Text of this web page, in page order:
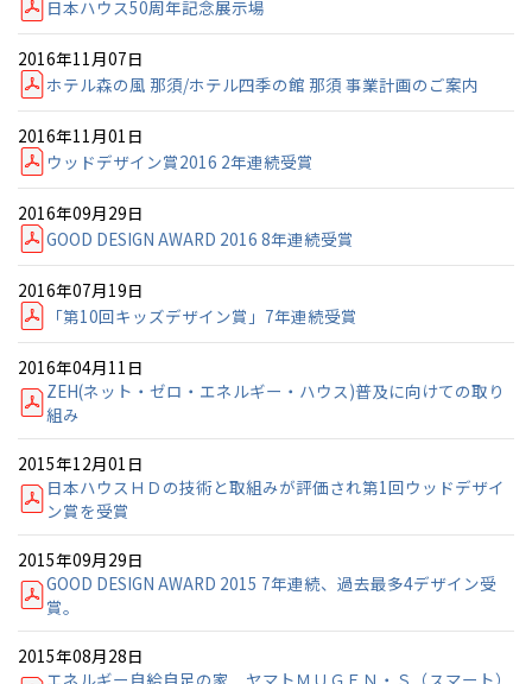
日本ハウス50周年記念展示場
2016年11月07日
ホテル森の風 那須/ホテル四季の館 那須 事業計画のご案内
2016年11月01日
ウッドデザイン賞2016 2年連続受賞
2016年09月29日
GOOD DESIGN AWARD 2016 8年連続受賞
2016年07月19日
「第10回キッズデザイン賞」7年連続受賞
2016年04月11日
ZEH(ネット・ゼロ・エネルギー・ハウス)普及に向けての取り
組み
2015年12月01日
日本ハウスＨＤの技術と取組みが評価され第1回ウッドデザイ
ン賞を受賞
2015年09月29日
GOOD DESIGN AWARD 2015 7年連続、過去最多4デザイン受
賞。
2015年08月28日
エネルギー自給自足の家 ヤマトＭＵＧＥＮ・Ｓ（スマート）